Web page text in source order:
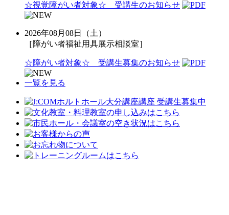
☆視覚障がい者対象☆ 受講生のお知らせ
2026年08月08日（土）
［障がい者福祉用具展示相談室］
☆障がい者対象☆ 受講生募集のお知らせ
一覧を見る